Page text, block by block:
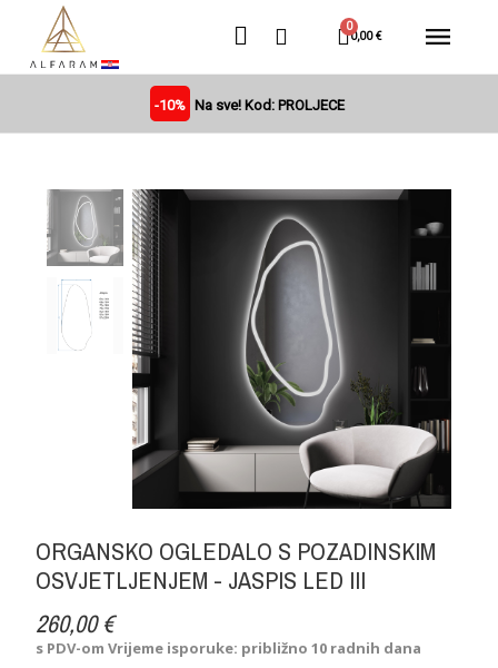
0,00 €
-10% Na sve! Kod: PROLJECE
ORGANSKO OGLEDALO S POZADINSKIM
OSVJETLJENJEM - JASPIS LED III
260,00 €
s PDV-omVrijeme isporuke: približno 10 radnih dana